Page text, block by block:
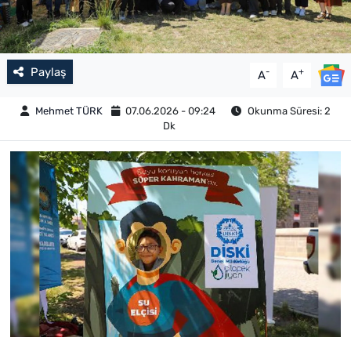
Paylaş A- A+
Mehmet TÜRK 07.06.2026 - 09:24
Okunma Süresi: 2
Dk